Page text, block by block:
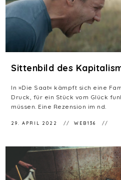
Sittenbild des
In »Die Saat« kämpft sich eine
Druck, für ein Stück vom Glück
müssen. Eine Rezension im nd.
29. APRIL 2022 WEB136